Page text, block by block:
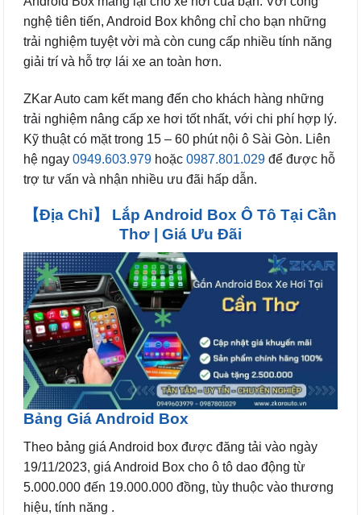
nghệ tiên tiến, Android Box không chỉ cho bạn những
trải nghiệm tuyệt vời mà còn cung cấp nhiều tính năng
giải trí và hỗ trợ lái xe an toàn hơn.
ZKar Auto cam kết mang đến cho khách hàng những
trải nghiệm nâng cấp xe hơi tốt nhất, với chi phí hợp lý.
Kỹ thuật có mặt trong 15 – 60 phút nội ô Sài Gòn. Liên
hệ ngay 0949.603.979 hoặc 0987.801.029 để được hỗ
trợ tư vấn và nhận nhiều ưu đãi hấp dẫn.
【Địa Chỉ】 Lắp Android Box Ô Tô Tại Cần
Thơ | Giá Ưu Đãi
Bảng Giá Android Box
Theo bảng giá Android box được đăng tải vào ngày
19/11/2023, giá Android Box cho ô tô dao động từ
5.000.000 đến 19.000.000 đồng, tùy thuộc vào thương
hiệu, tính năng .